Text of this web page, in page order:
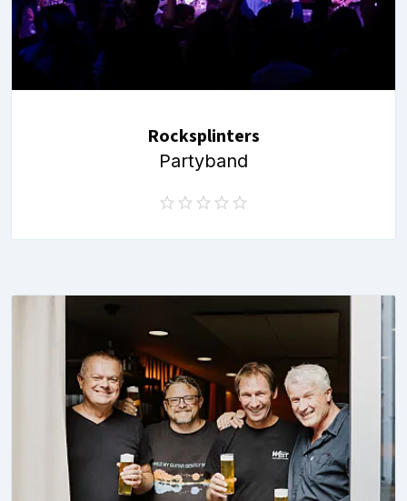
Rocksplinters
Partyband